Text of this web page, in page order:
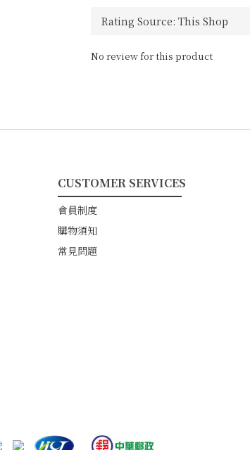
No review for this product
CUSTOMER SERVICES
━━━━━━━━━━━
會員制度
購物須知
常見問題